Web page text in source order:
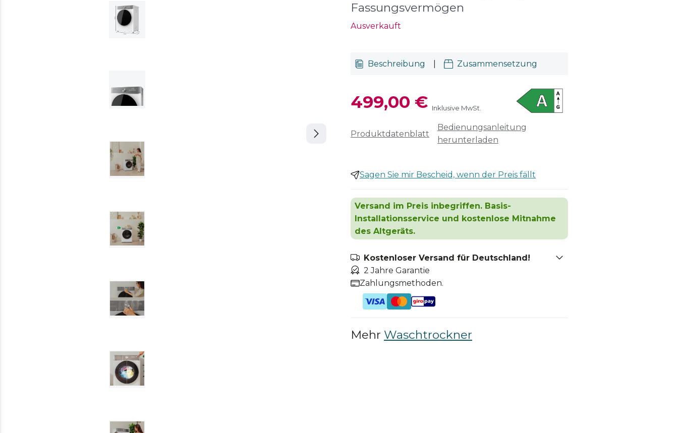
Fassungsvermögen
Ausverkauft
Beschreibung Zusammensetzung
499,00 € Inklusive MwSt.
Produktdatenblatt
Bedienungsanleitung
herunterladen
Sagen Sie mir Bescheid, wenn der Preis fällt
Versand im Preis inbegriffen. Basis-
Installationsservice und kostenlose Mitnahme
des Altgeräts.
Kostenloser Versand für Deutschland!
2 Jahre Garantie
Zahlungsmethoden.
Mehr Waschtrockner